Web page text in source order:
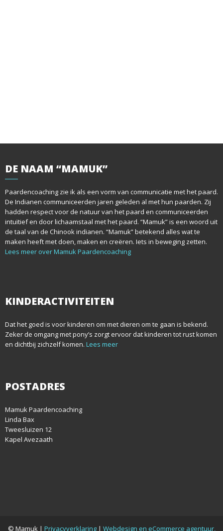
DE NAAM “MAMUK”
Paardencoaching zie ik als een vorm van communicatie met het paard.
De Indianen communiceerden jaren geleden al met hun paarden. Zij
hadden respect voor de natuur van het paard en communiceerden
intuïtief en door lichaamstaal met het paard. “Mamuk” is een woord uit
de taal van de Chinook indianen. “Mamuk” betekend alles wat te
maken heeft met doen, maken en creëren. Iets in beweging zetten.
Lees meer over Mamuk Paardencoaching
KINDERACTIVITEITEN
Dat het goed is voor kinderen om met dieren om te gaan is bekend.
Zeker de omgang met pony’s zorgt ervoor dat kinderen tot rust komen
en dichtbij zichzelf komen. Lees meer
POSTADRES
Mamuk Paardencoaching
Linda Bax
Tweesluizen 12
Kapel Avezaath
© Mamuk | Privacyverklaring| Webdesign en eCommerce agentuur,